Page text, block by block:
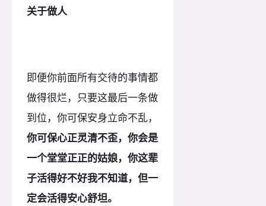
关于做人
即便你前面所有交待的事情都
做得很烂，只要这最后一条做
到位，你可保安身立命不乱，
你可保心正灵清不歪，你会是
一个堂堂正正的姑娘，你这辈
子活得好不好我不知道，但一
定会活得安心舒坦。